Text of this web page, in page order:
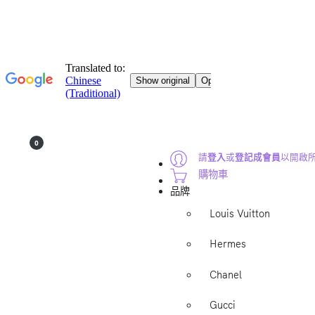
請登入或登記成會員以開啟
0
購物車
品牌
Louis Vuitton
Hermes
Chanel
Gucci